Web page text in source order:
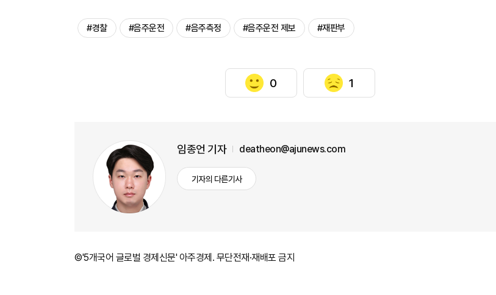
#경찰 #음주운전 #음주측정 #음주운전 제보 #재판부
0 1
임종언 기자 deatheon@ajunews.com
기자의 다른기사
©'5개국어 글로벌 경제신문' 아주경제. 무단전재·재배포 금지